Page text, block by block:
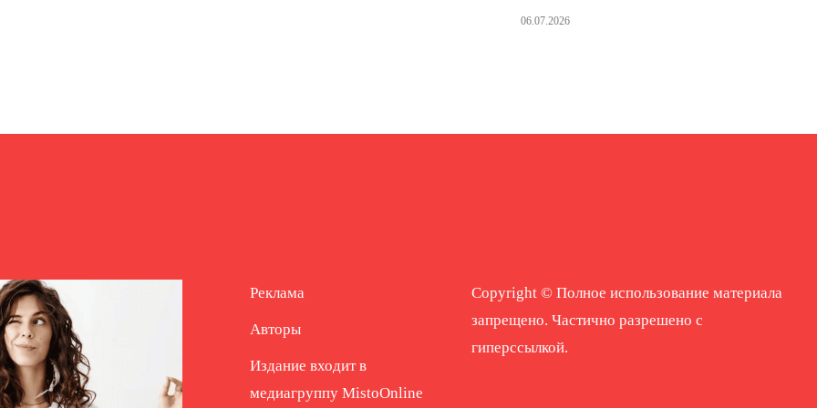
06.07.2026
Реклама
Авторы
Издание входит в
медиагруппу MistoOnline
Copyright © Полное использование материала
запрещено. Частично разрешено с
гиперссылкой.